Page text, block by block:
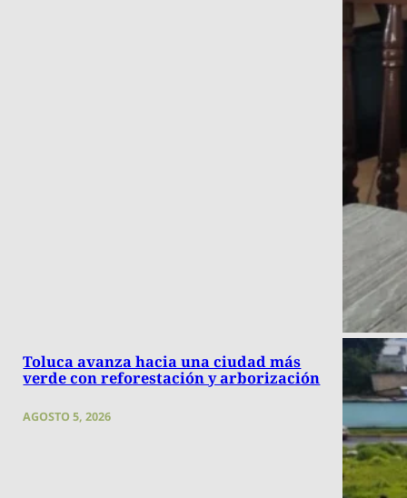
Toluca avanza hacia una ciudad más
verde con reforestación y arborización
AGOSTO 5, 2026